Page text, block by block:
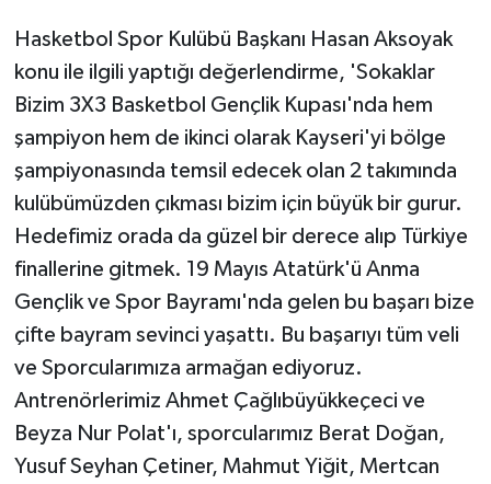
Hasketbol Spor Kulübü Başkanı Hasan Aksoyak
konu ile ilgili yaptığı değerlendirme, 'Sokaklar
Bizim 3X3 Basketbol Gençlik Kupası'nda hem
şampiyon hem de ikinci olarak Kayseri'yi bölge
şampiyonasında temsil edecek olan 2 takımında
kulübümüzden çıkması bizim için büyük bir gurur.
Hedefimiz orada da güzel bir derece alıp Türkiye
finallerine gitmek. 19 Mayıs Atatürk'ü Anma
Gençlik ve Spor Bayramı'nda gelen bu başarı bize
çifte bayram sevinci yaşattı. Bu başarıyı tüm veli
ve Sporcularımıza armağan ediyoruz.
Antrenörlerimiz Ahmet Çağlıbüyükkeçeci ve
Beyza Nur Polat'ı, sporcularımız Berat Doğan,
Yusuf Seyhan Çetiner, Mahmut Yiğit, Mertcan
GÜNDEM
Güvenlik
HABERDE İNSAN
İNSAN
İş Dünyası
Jandarma
Kadın
KÜLTÜR SANAT